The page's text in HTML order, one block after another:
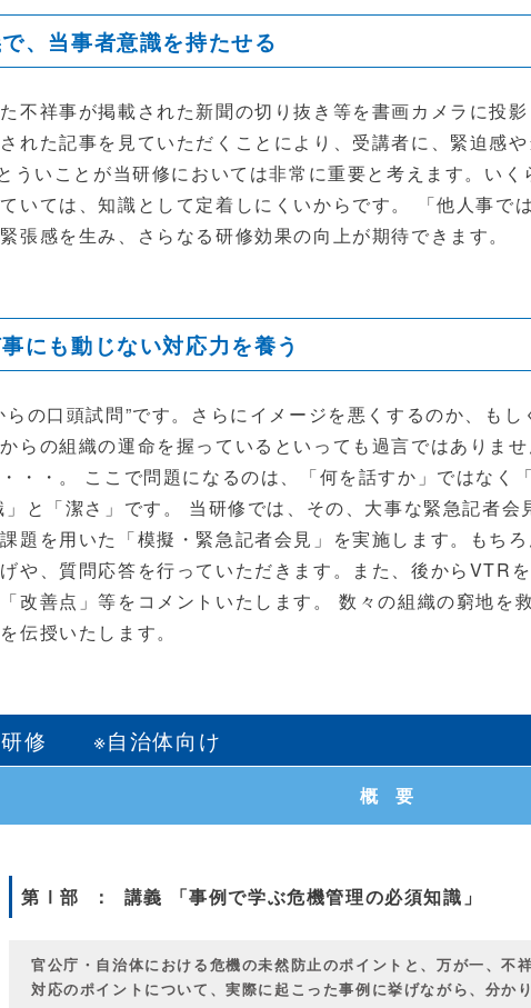
、当事者意識を持たせる
不祥事が掲載された新聞の切り抜き等を書画カメラに投
れた記事を見ていただくことにより、受講者に、緊迫感
ういことが当研修においては非常に重要と考えます。い
いては、知識として定着しにくいからです。 「他人事で
張感を生み、さらなる研修効果の向上が期待できます。
にも動じない対応力を養う
の口頭試問”です。さらにイメージを悪くするのか、もし
らの組織の運命を握っているといっても過言ではありま
・・。 ここで問題になるのは、「何を話すか」ではな
と「潔さ」です。 当研修では、その、大事な緊急記者会
題を用いた「模擬・緊急記者会見」を実施します。もち
や、質問応答を行っていただきます。また、後からVTR
改善点」等をコメントいたします。 数々の組織の窮地を
伝授いたします。
研修 ※自治体向け
概要
第Ⅰ部 ： 講義 「事例で学ぶ危機管理の必須知識」
官公庁・自治体における危機の未然防止のポイントと、万が一、不
対応のポイントについて、実際に起こった事例に挙げながら、分か